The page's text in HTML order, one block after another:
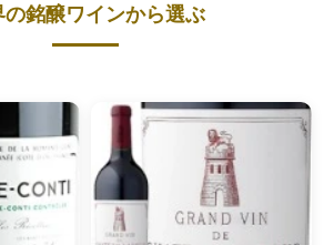
の銘醸ワインから選ぶ